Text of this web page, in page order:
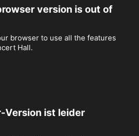
version is out of
browser to use all the features
Hall.
Version ist leider